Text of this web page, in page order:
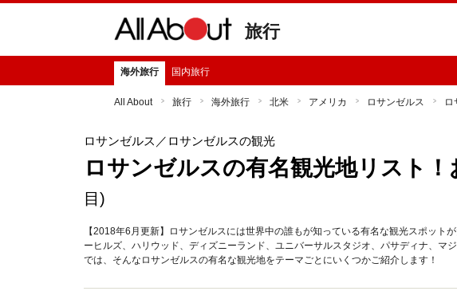
旅行
海外旅行 国内旅行
All About 旅行 海外旅行 北米 アメリカ ロサンゼルス ロ
ロサンゼルス ／ロサンゼルスの観光
ロサンゼルスの有名観光地リスト
目)
【2018年6月更新】ロサンゼルスには世界中の誰もが知っている有名な観光スポット
ーヒルズ、ハリウッド、ディズニーランド、ユニバーサルスタジオ、パサディナ、マ
では、そんなロサンゼルスの有名な観光地をテーマごとにいくつかご紹介します！